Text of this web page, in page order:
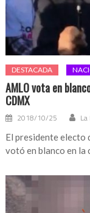
DESTACADA
AMLO vota en
CDMX
2018/10/25
El presidente electo
votó en blanco en